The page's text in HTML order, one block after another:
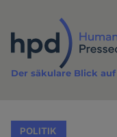
Inhalt
Der säkulare Blick
POLITIK